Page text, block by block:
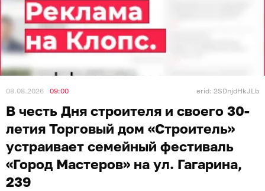
08.08.2026 09:00 erid: 2SDnjdHkJLb
В честь Дня строителя и своего 30-
летия Торговый дом «Строитель»
устраивает семейный фестиваль
«Город Мастеров» на ул. Гагарина,
239